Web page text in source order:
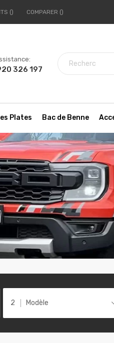
COMPARER
326 197
Plates Bac de Benne
Modèle